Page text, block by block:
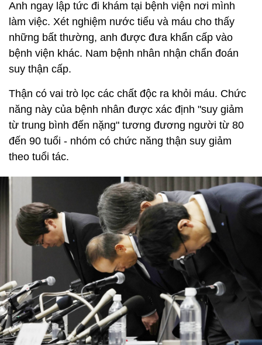
Anh ngay lập tức đi khám tại bệnh viện nơi mình
làm việc. Xét nghiệm nước tiểu và máu cho thấy
những bất thường, anh được đưa khẩn cấp vào
bệnh viện khác. Nam bệnh nhân nhận chẩn đoán
suy thận cấp.
Thận có vai trò lọc các chất độc ra khỏi máu. Chức
năng này của bệnh nhân được xác định "suy giảm
từ trung bình đến nặng" tương đương người từ 80
đến 90 tuổi - nhóm có chức năng thận suy giảm
theo tuổi tác.